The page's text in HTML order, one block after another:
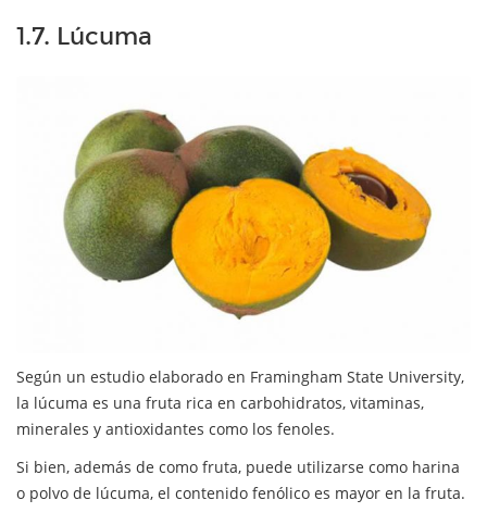
1.7. Lúcuma
Según un estudio elaborado en Framingham State University,
la lúcuma es una fruta rica en carbohidratos, vitaminas,
minerales y antioxidantes como los fenoles.
Si bien, además de como fruta, puede utilizarse como harina
o polvo de lúcuma, el contenido fenólico es mayor en la fruta.